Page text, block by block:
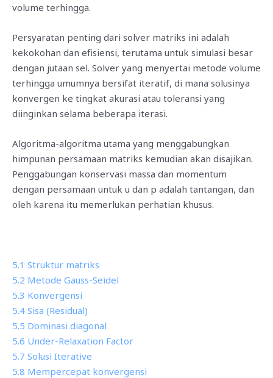
volume terhingga.
Persyaratan penting dari solver matriks ini adalah
kekokohan dan efisiensi, terutama untuk simulasi besar
dengan jutaan sel. Solver yang menyertai metode volume
terhingga umumnya bersifat iteratif, di mana solusinya
konvergen ke tingkat akurasi atau toleransi yang
diinginkan selama beberapa iterasi.
Algoritma-algoritma utama yang menggabungkan
himpunan persamaan matriks kemudian akan disajikan.
Penggabungan konservasi massa dan momentum
dengan persamaan untuk u dan p adalah tantangan, dan
oleh karena itu memerlukan perhatian khusus.
5.1 Struktur matriks
5.2 Metode Gauss-Seidel
5.3 Konvergensi
5.4 Sisa (Residual)
5.5 Dominasi diagonal
5.6 Under-Relaxation Factor
5.7 Solusi Iterative
5.8 Mempercepat konvergensi